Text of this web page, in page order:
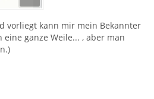
vorliegt kann mir mein Bekannter
ganze Weile... , aber man